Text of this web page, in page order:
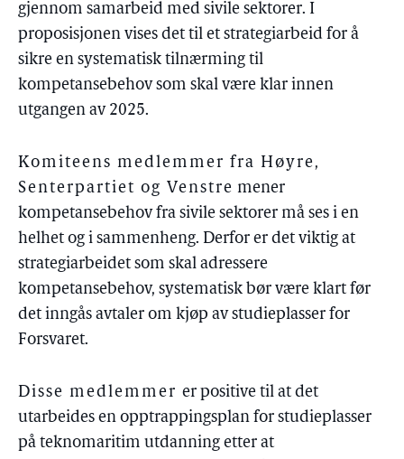
gjennom samarbeid med sivile sektorer. I
proposisjonen vises det til et strategiarbeid for å
sikre en systematisk tilnærming til
kompetansebehov som skal være klar innen
utgangen av 2025.
Komiteens medlemmer fra Høyre,
Senterpartiet og Venstre mener
kompetansebehov fra sivile sektorer må ses i en
helhet og i sammenheng. Derfor er det viktig at
strategiarbeidet som skal adressere
kompetansebehov, systematisk bør være klart før
det inngås avtaler om kjøp av studieplasser for
Forsvaret.
Disse medlemmer er positive til at det
utarbeides en opptrappingsplan for studieplasser
på teknomaritim utdanning etter at